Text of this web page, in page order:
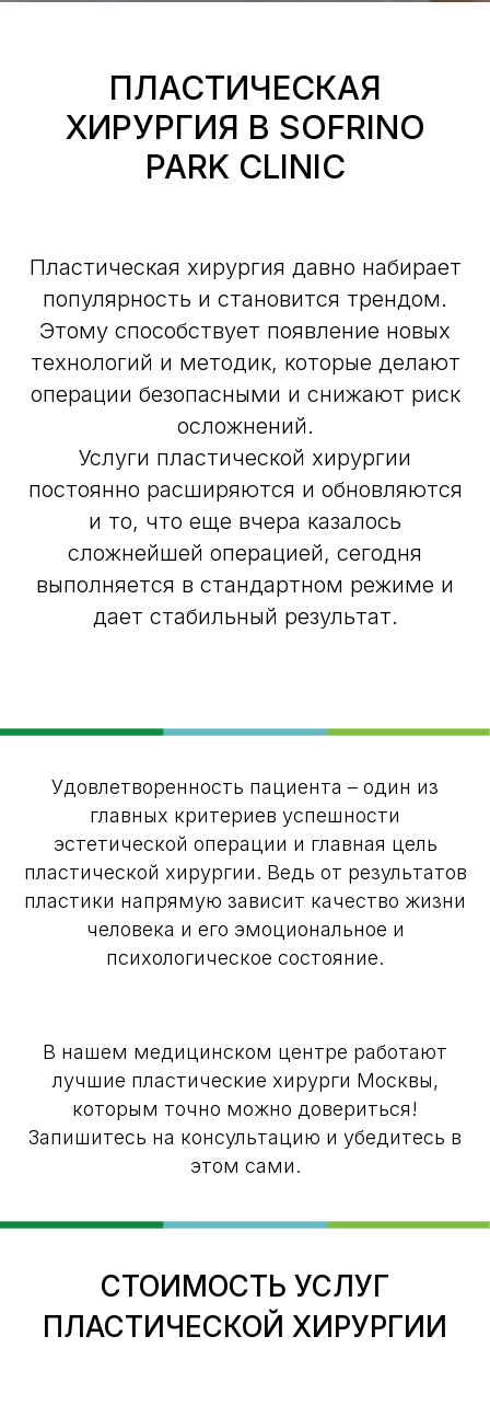
ПЛАСТИЧЕСКАЯ
ХИРУРГИЯ В SOFRINO
PARK CLINIC
Пластическая хирургия давно набирает
популярность и становится трендом.
Этому способствует появление новых
технологий и методик, которые делают
операции безопасными и снижают риск
осложнений.
Услуги пластической хирургии
постоянно расширяются и обновляются
и то, что еще вчера казалось
сложнейшей операцией, сегодня
выполняется в стандартном режиме и
дает стабильный результат.
Удовлетворенность пациента – один из
главных критериев успешности
эстетической операции и главная цель
пластической хирургии. Ведь от результатов
пластики напрямую зависит качество жизни
человека и его эмоциональное и
психологическое состояние.
В нашем медицинском центре работают
лучшие пластические хирурги Москвы,
которым точно можно довериться!
Запишитесь на консультацию и убедитесь в
этом сами.
СТОИМОСТЬ УСЛУГ
ПЛАСТИЧЕСКОЙ ХИРУРГИИ